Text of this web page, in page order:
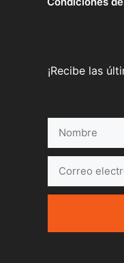
¡Recibe las
electrónico